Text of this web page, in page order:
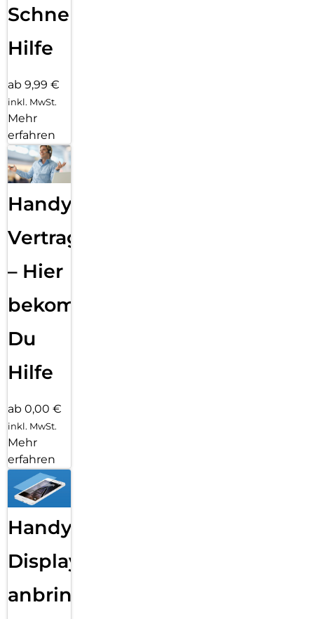
Schnelle
Hilfe
ab 9,99 €
inkl. MwSt.
Mehr
erfahren
Handy
Vertragsabwicklung
– Hier
bekommst
Du
Hilfe
ab 0,00 €
inkl. MwSt.
Mehr
erfahren
Handy
Displayfolie
anbringen